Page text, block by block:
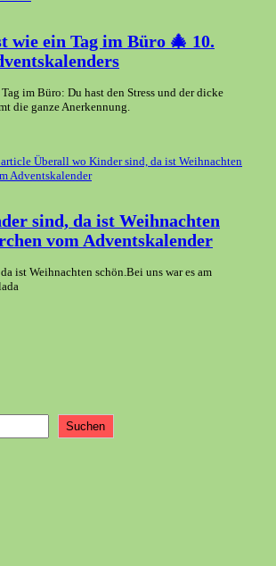
wie ein Tag im Büro 🎄 10.
im Büro: Du hast den Stress und der dicke
die ganze Anerkennung.
sind, da ist Weihnachten
vom Adventskalender
ist Weihnachten schön.Bei uns war es am
Suchen